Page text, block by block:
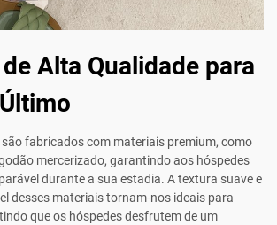
Alta Qualidade para
fabricados com materiais premium, como
mercerizado, garantindo aos hóspedes
durante a sua estadia. A textura suave e
desses materiais tornam-nos ideais para
que os hóspedes desfrutem de um